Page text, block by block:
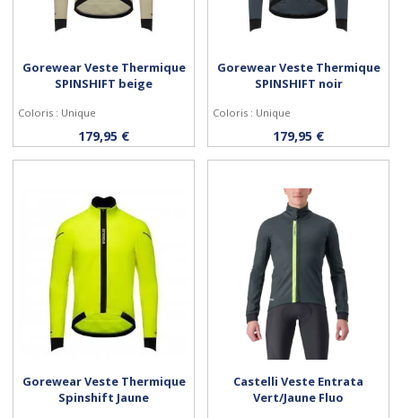
Personnaliser
Gorewear Veste Thermique
SPINSHIFT beige
Coloris : Unique
179,95 € Personnaliser
Gorewear Veste Thermique
SPINSHIFT noir
Coloris : Unique
179,95 €
Gorewear Veste Thermique
Spinshift Jaune
Castelli Veste Entrata
Vert/Jaune Fluo